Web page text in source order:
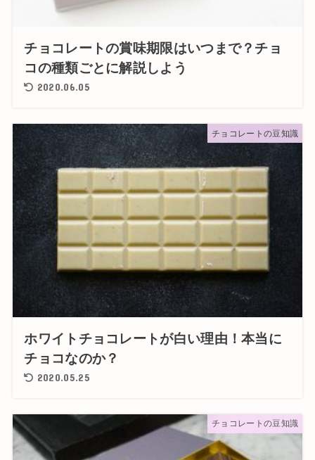
チョコレートの賞味期限はいつまで？チョ
コの種類ごとに解説しよう
2020.06.05
チョコレートの豆知識
ホワイトチョコレートが白い理由！本当に
チョコなのか？
2020.05.25
チョコレートの豆知識